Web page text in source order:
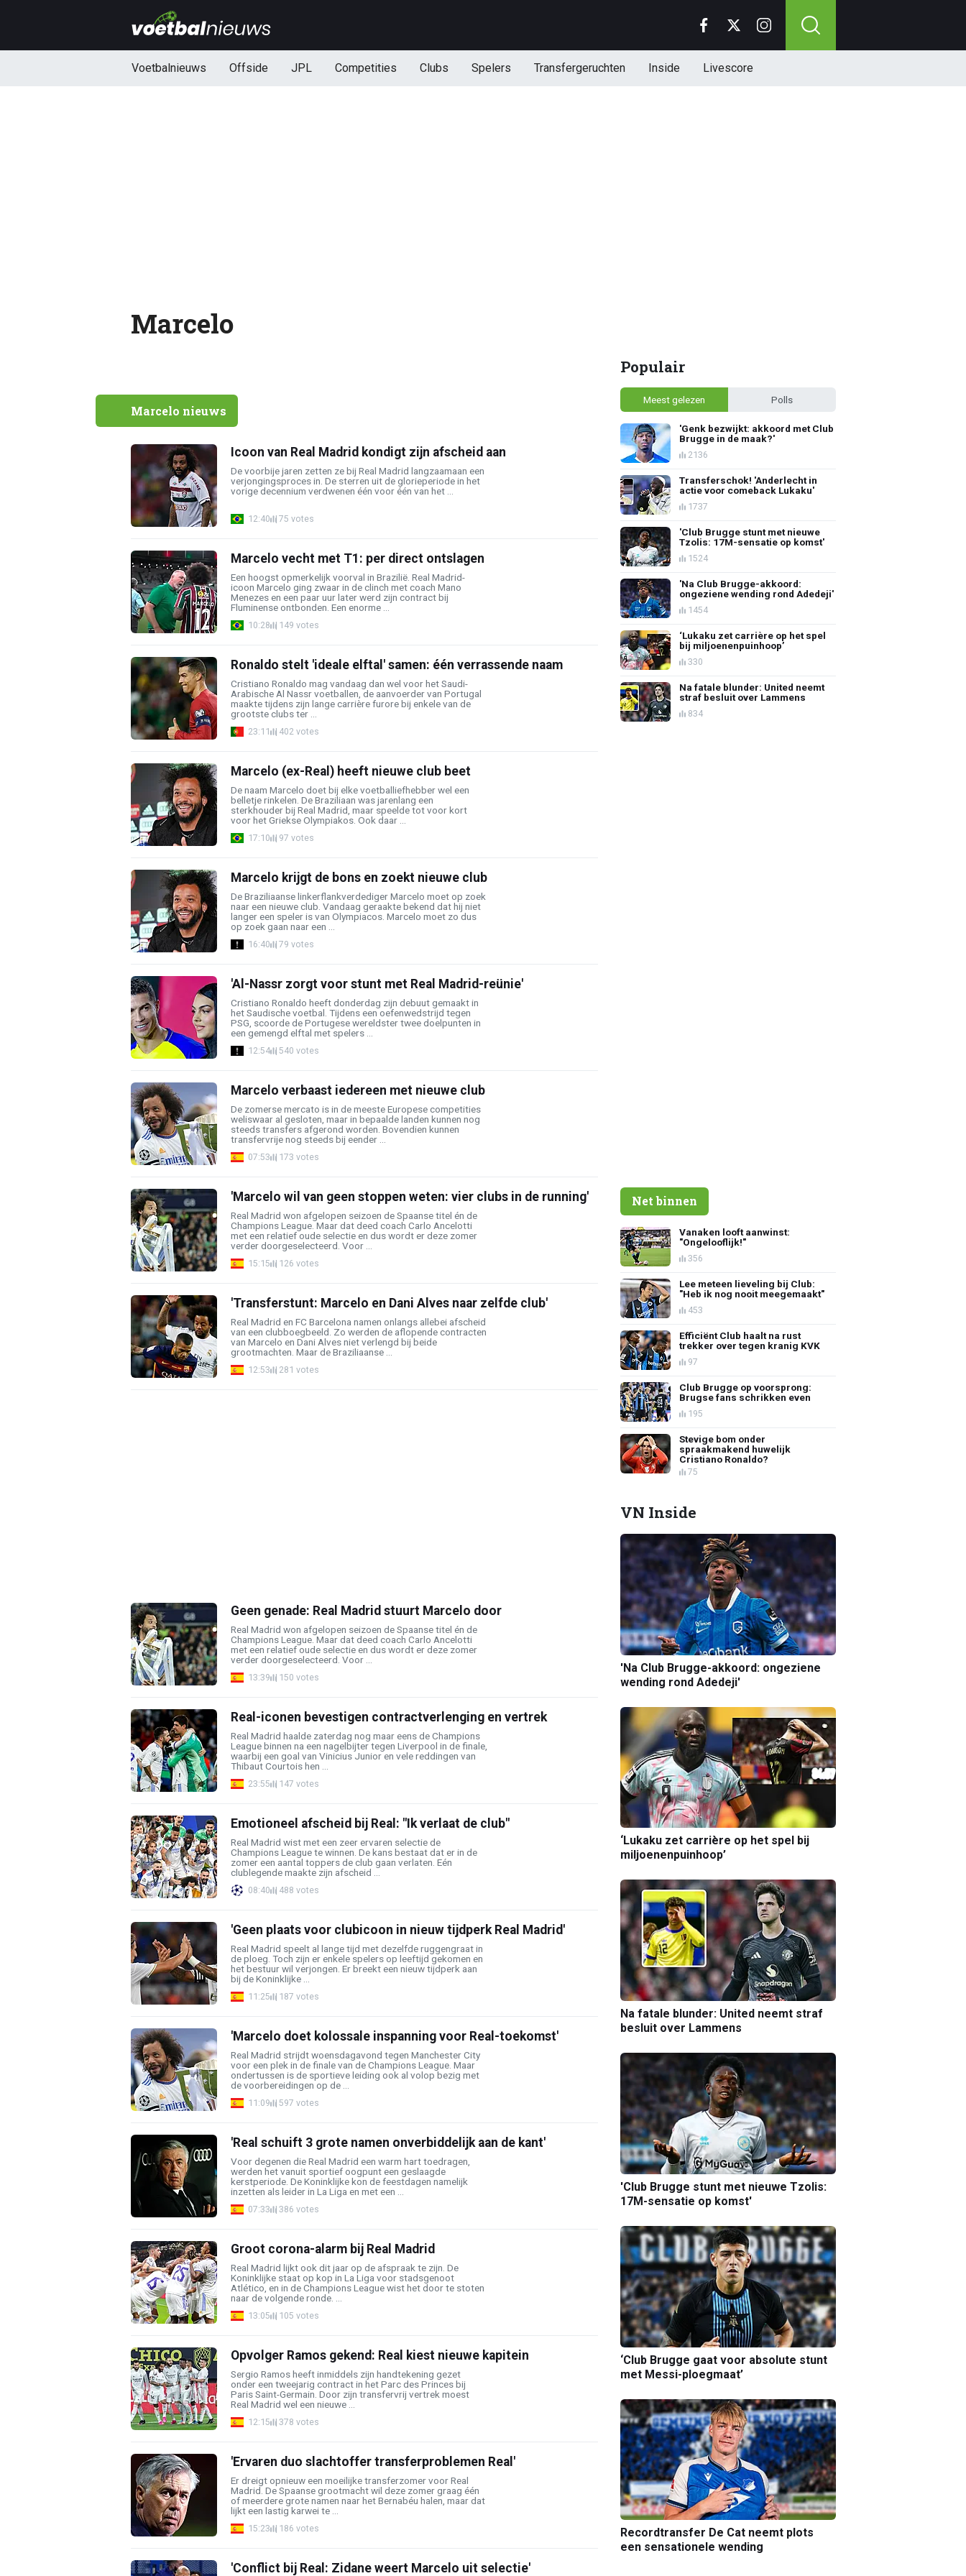
Voetbalnieuws Offside JPL Competities Clubs Spelers Transfergeruchten Inside Livescore
Marcelo
Marcelo nieuws
Icoon van Real Madrid kondigt zijn afscheid aan
De voorbije jaren zetten ze bij Real Madrid langzaamaan een
verjongingsproces in. De sterren uit de glorieperiode in het
vorige decennium verdwenen één voor één van het ...
12:40 75 votes
Marcelo vecht met T1: per direct ontslagen
Een hoogst opmerkelijk voorval in Brazilië. Real Madrid-
icoon Marcelo ging zwaar in de clinch met coach Mano
Menezes en een paar uur later werd zijn contract bij
Fluminense ontbonden. Een enorme ...
10:28 149 votes
Ronaldo stelt 'ideale elftal' samen: één verrassende naam
Cristiano Ronaldo mag vandaag dan wel voor het Saudi-
Arabische Al Nassr voetballen, de aanvoerder van Portugal
maakte tijdens zijn lange carrière furore bij enkele van de
grootste clubs ter ...
23:11 402 votes
Marcelo (ex-Real) heeft nieuwe club beet
De naam Marcelo doet bij elke voetballiefhebber wel een
belletje rinkelen. De Braziliaan was jarenlang een
sterkhouder bij Real Madrid, maar speelde tot voor kort
voor het Griekse Olympiakos. Ook daar ...
17:10 97 votes
Marcelo krijgt de bons en zoekt nieuwe club
De Braziliaanse linkerflankverdediger Marcelo moet op zoek
naar een nieuwe club. Vandaag geraakte bekend dat hij niet
langer een speler is van Olympiacos. Marcelo moet zo dus
op zoek gaan naar een ...
16:40 79 votes
'Al-Nassr zorgt voor stunt met Real Madrid-reünie'
Cristiano Ronaldo heeft donderdag zijn debuut gemaakt in
het Saudische voetbal. Tijdens een oefenwedstrijd tegen
PSG, scoorde de Portugese wereldster twee doelpunten in
een gemengd elftal met spelers ...
12:54 540 votes
Marcelo verbaast iedereen met nieuwe club
De zomerse mercato is in de meeste Europese competities
weliswaar al gesloten, maar in bepaalde landen kunnen nog
steeds transfers afgerond worden. Bovendien kunnen
transfervrije nog steeds bij eender ...
07:53 173 votes
'Marcelo wil van geen stoppen weten: vier clubs in de running'
Real Madrid won afgelopen seizoen de Spaanse titel én de
Champions League. Maar dat deed coach Carlo Ancelotti
met een relatief oude selectie en dus wordt er deze zomer
verder doorgeselecteerd. Voor ...
15:15 126 votes
'Transferstunt: Marcelo en Dani Alves naar zelfde club'
Real Madrid en FC Barcelona namen onlangs allebei afscheid
van een clubboegbeeld. Zo werden de aflopende contracten
van Marcelo en Dani Alves niet verlengd bij beide
grootmachten. Maar de Braziliaanse ...
12:53 281 votes
Geen genade: Real Madrid stuurt Marcelo door
Real Madrid won afgelopen seizoen de Spaanse titel én de
Champions League. Maar dat deed coach Carlo Ancelotti
met een relatief oude selectie en dus wordt er deze zomer
verder doorgeselecteerd. Voor ...
13:39 150 votes
Real-iconen bevestigen contractverlenging en vertrek
Real Madrid haalde zaterdag nog maar eens de Champions
League binnen na een nagelbijter tegen Liverpool in de finale,
waarbij een goal van Vinicius Junior en vele reddingen van
Thibaut Courtois hen ...
23:55 147 votes
Emotioneel afscheid bij Real: "Ik verlaat de club"
Real Madrid wist met een zeer ervaren selectie de
Champions League te winnen. De kans bestaat dat er in de
zomer een aantal toppers de club gaan verlaten. Eén
clublegende maakte zijn afscheid ...
08:40 488 votes
'Geen plaats voor clubicoon in nieuw tijdperk Real Madrid'
Real Madrid speelt al lange tijd met dezelfde ruggengraat in
de ploeg. Toch zijn er enkele spelers op leeftijd gekomen en
het bestuur wil verjongen. Er breekt een nieuw tijdperk aan
bij de Koninklijke ...
11:25 187 votes
'Marcelo doet kolossale inspanning voor Real-toekomst'
Real Madrid strijdt woensdagavond tegen Manchester City
voor een plek in de finale van de Champions League. Maar
ondertussen is de sportieve leiding ook al volop bezig met
de voorbereidingen op de ...
11:09 597 votes
'Real schuift 3 grote namen onverbiddelijk aan de kant'
Voor degenen die Real Madrid een warm hart toedragen,
werden het vanuit sportief oogpunt een geslaagde
kerstperiode. De Koninklijke kon de feestdagen namelijk
inzetten als leider in La Liga en met een ...
07:33 386 votes
Groot corona-alarm bij Real Madrid
Real Madrid lijkt ook dit jaar op de afspraak te zijn. De
Koninklijke staat op kop in La Liga voor stadsgenoot
Atlético, en in de Champions League wist het door te stoten
naar de volgende ronde. ...
13:05 105 votes
Opvolger Ramos gekend: Real kiest nieuwe kapitein
Sergio Ramos heeft inmiddels zijn handtekening gezet
onder een tweejarig contract in het Parc des Princes bij
Paris Saint-Germain. Door zijn transfervrij vertrek moest
Real Madrid wel een nieuwe ...
12:15 378 votes
'Ervaren duo slachtoffer transferproblemen Real'
Er dreigt opnieuw een moeilijke transferzomer voor Real
Madrid. De Spaanse grootmacht wil deze zomer graag één
of meerdere grote namen naar het Bernabéu halen, maar dat
lijkt een lastig karwei te ...
15:23 186 votes
'Conflict bij Real: Zidane weert Marcelo uit selectie'
Populair
Meest gelezen Polls
'Genk bezwijkt: akkoord met Club
Brugge in de maak?'
2136
Transferschok! 'Anderlecht in
actie voor comeback Lukaku'
1737
'Club Brugge stunt met nieuwe
Tzolis: 17M-sensatie op komst'
1524
'Na Club Brugge-akkoord:
ongeziene wending rond Adedeji'
1454
‘Lukaku zet carrière op het spel
bij miljoenenpuinhoop’
330
Na fatale blunder: United neemt
straf besluit over Lammens
834
Net binnen
Vanaken looft aanwinst:
"Ongelooflijk!"
356
Lee meteen lieveling bij Club:
"Heb ik nog nooit meegemaakt"
453
Efficiënt Club haalt na rust
trekker over tegen kranig KVK
97
Club Brugge op voorsprong:
Brugse fans schrikken even
195
Stevige bom onder
spraakmakend huwelijk
Cristiano Ronaldo?
75
VN Inside
'Na Club Brugge-akkoord: ongeziene
wending rond Adedeji'
‘Lukaku zet carrière op het spel bij
miljoenenpuinhoop’
Na fatale blunder: United neemt straf
besluit over Lammens
'Club Brugge stunt met nieuwe Tzolis:
17M-sensatie op komst'
‘Club Brugge gaat voor absolute stunt
met Messi-ploegmaat’
Recordtransfer De Cat neemt plots
een sensationele wending